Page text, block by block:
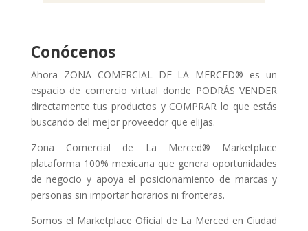
Conócenos
Ahora ZONA COMERCIAL DE LA MERCED® es un
espacio de comercio virtual donde PODRÁS VENDER
directamente tus productos y COMPRAR lo que estás
buscando del mejor proveedor que elijas.
Zona Comercial de La Merced® Marketplace
plataforma 100% mexicana que genera oportunidades
de negocio y apoya el posicionamiento de marcas y
personas sin importar horarios ni fronteras.
Somos el Marketplace Oficial de La Merced en Ciudad